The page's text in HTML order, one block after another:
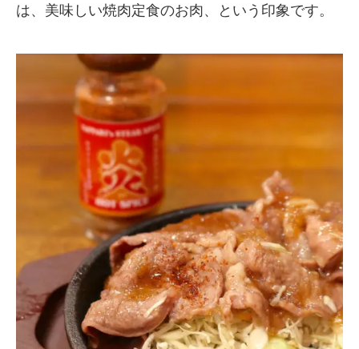
は、美味しい焼肉定食のお肉、という印象です。